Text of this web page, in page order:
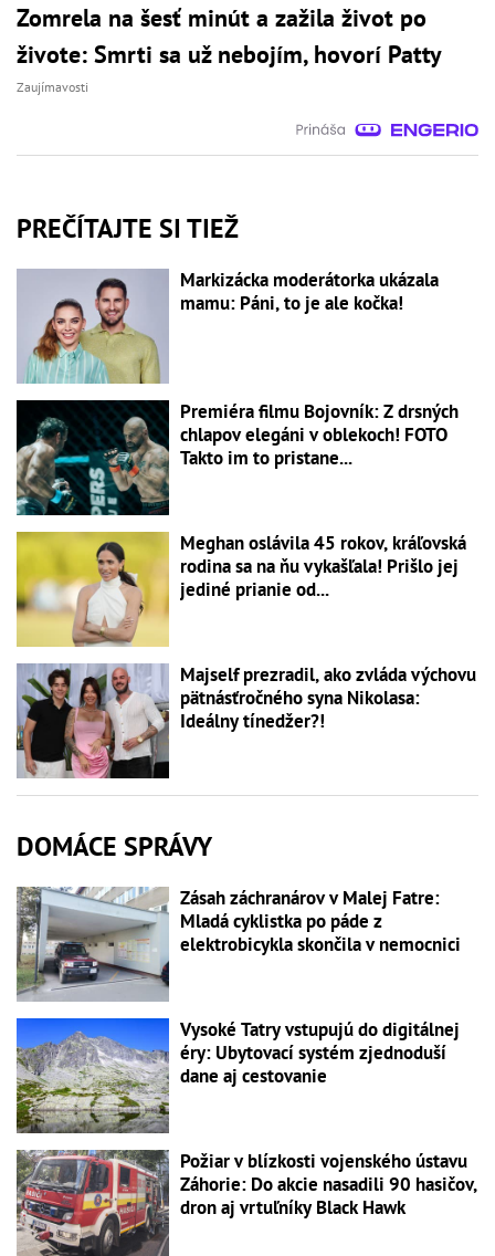
Zomrela na šesť minút a zažila život po
živote: Smrti sa už nebojím, hovorí Patty
Zaujímavosti
PREČÍTAJTE SI TIEŽ
Markizácka moderátorka ukázala
mamu: Páni, to je ale kočka!
Premiéra filmu Bojovník: Z drsných
chlapov elegáni v oblekoch! FOTO
Takto im to pristane...
Meghan oslávila 45 rokov, kráľovská
rodina sa na ňu vykašľala! Prišlo jej
jediné prianie od...
Majself prezradil, ako zvláda výchovu
pätnásťročného syna Nikolasa:
Ideálny tínedžer?!
DOMÁCE SPRÁVY
Zásah záchranárov v Malej Fatre:
Mladá cyklistka po páde z
elektrobicykla skončila v nemocnici
Vysoké Tatry vstupujú do digitálnej
éry: Ubytovací systém zjednoduší
dane aj cestovanie
Požiar v blízkosti vojenského ústavu
Záhorie: Do akcie nasadili 90 hasičov,
dron aj vrtuľníky Black Hawk